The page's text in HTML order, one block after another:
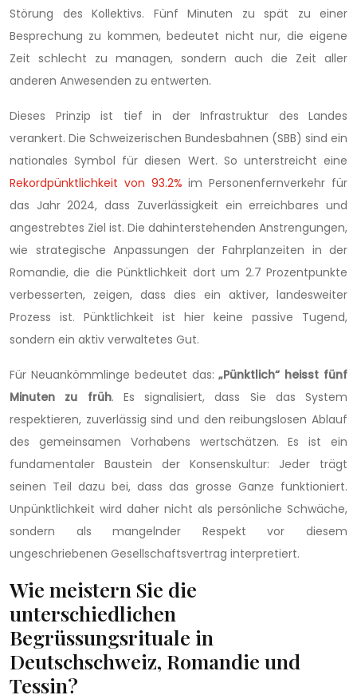
Störung des Kollektivs. Fünf Minuten zu spät zu einer
Besprechung zu kommen, bedeutet nicht nur, die eigene
Zeit schlecht zu managen, sondern auch die Zeit aller
anderen Anwesenden zu entwerten.
Dieses Prinzip ist tief in der Infrastruktur des Landes
verankert. Die Schweizerischen Bundesbahnen (SBB) sind ein
nationales Symbol für diesen Wert. So unterstreicht eine
Rekordpünktlichkeit von 93.2% im Personenfernverkehr für
das Jahr 2024, dass Zuverlässigkeit ein erreichbares und
angestrebtes Ziel ist. Die dahinterstehenden Anstrengungen,
wie strategische Anpassungen der Fahrplanzeiten in der
Romandie, die die Pünktlichkeit dort um 2.7 Prozentpunkte
verbesserten, zeigen, dass dies ein aktiver, landesweiter
Prozess ist. Pünktlichkeit ist hier keine passive Tugend,
sondern ein aktiv verwaltetes Gut.
Für Neuankömmlinge bedeutet das:„Pünktlich“ heisst fünf
Minuten zu früh. Es signalisiert, dass Sie das System
respektieren, zuverlässig sind und den reibungslosen Ablauf
des gemeinsamen Vorhabens wertschätzen. Es ist ein
fundamentaler Baustein der Konsenskultur: Jeder trägt
seinen Teil dazu bei, dass das grosse Ganze funktioniert.
Unpünktlichkeit wird daher nicht als persönliche Schwäche,
sondern als mangelnder Respekt vor diesem
ungeschriebenen Gesellschaftsvertrag interpretiert.
Wie meistern Sie die
unterschiedlichen
Begrüssungsrituale in
Deutschschweiz, Romandie und
Tessin?